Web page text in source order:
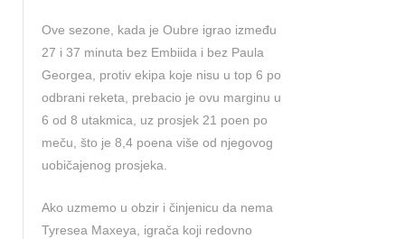
Ove sezone, kada je Oubre igrao između
27 i 37 minuta bez Embiida i bez Paula
Georgea, protiv ekipa koje nisu u top 6 po
odbrani reketa, prebacio je ovu marginu u
6 od 8 utakmica, uz prosjek 21 poen po
meču, što je 8,4 poena više od njegovog
uobičajenog prosjeka.
Ako uzmemo u obzir i činjenicu da nema
Tyresea Maxeya, igrača koji redovno